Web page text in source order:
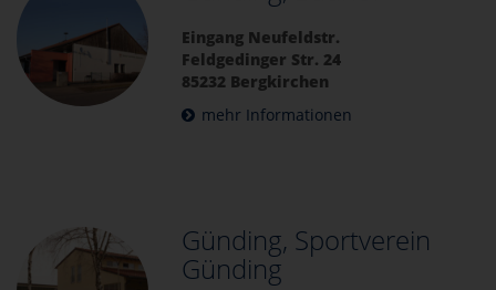
Eingang Neufeldstr.
Feldgedinger Str. 24
85232 Bergkirchen
mehr Informationen
Günding, Sportverein
Günding